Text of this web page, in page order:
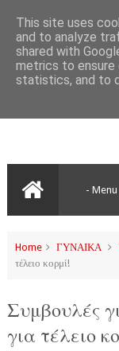
Home ΓΥΝΑΙΚΑ
τέλειο κορμί!
Συμβουλές
για τέλειο
This site uses
and to analyze
shared with
metrics to ensure
statistics, and to